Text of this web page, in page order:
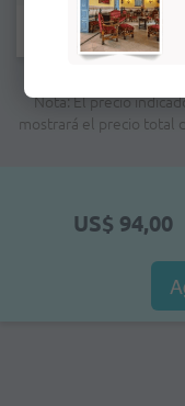
Campos
Nota: El precio
mostrará el precio total
US$ 94,00